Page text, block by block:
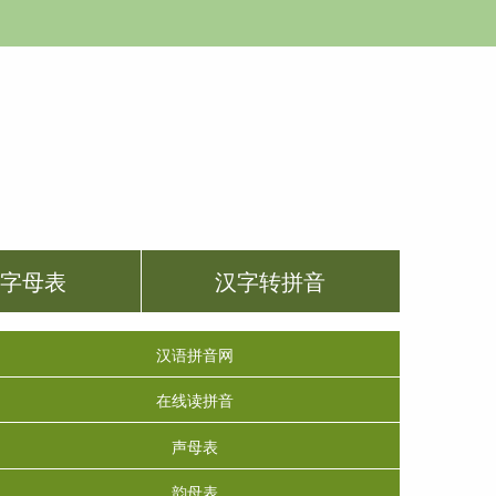
母表 汉字转拼音
汉语拼音网
在线读拼音
声母表
韵母表